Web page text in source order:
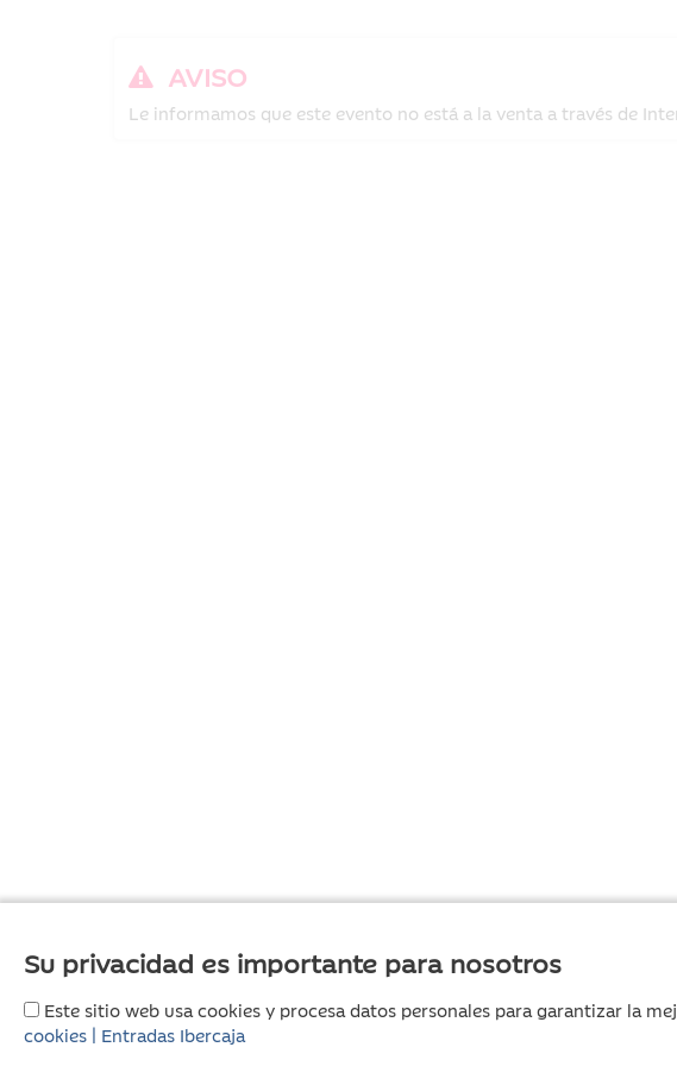
AVISO
Le informamos que este evento no está a la venta a través de
Su privacidad es importante para nosotros
Este sitio web usa cookies y procesa datos personales para garantizar la
cookies | Entradas Ibercaja